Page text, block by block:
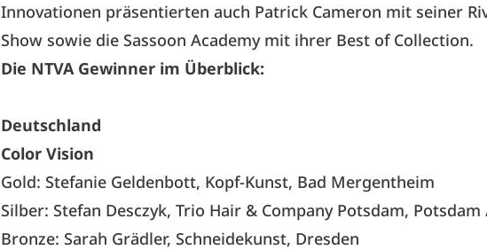
Innovationen präsentierten auch Patrick Cameron mit seiner
Show sowie die Sassoon Academy mit ihrer Best of Collection.
Die NTVA Gewinner im Überblick:
Deutschland
Color Vision
Gold: Stefanie Geldenbott, Kopf-Kunst, Bad Mergentheim
Silber: Stefan Desczyk, Trio Hair & Company Potsdam,
Bronze: Sarah Grädler, Schneidekunst, Dresden